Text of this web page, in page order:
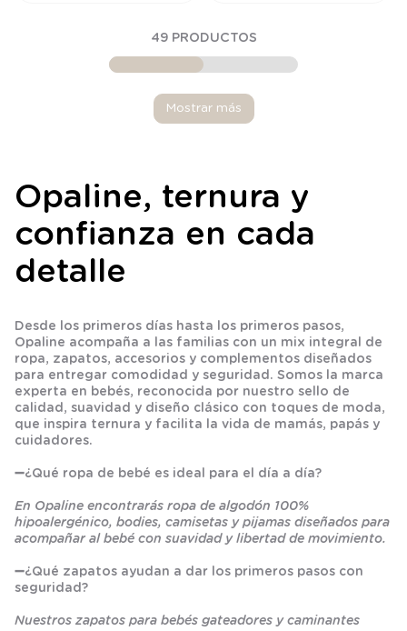
49 PRODUCTOS
Mostrar más
Opaline, ternura y
confianza en cada
detalle
Desde los primeros días hasta los primeros pasos,
Opaline acompaña a las familias con un mix integral de
ropa, zapatos, accesorios y complementos diseñados
para entregar comodidad y seguridad. Somos la marca
experta en bebés, reconocida por nuestro sello de
calidad, suavidad y diseño clásico con toques de moda,
que inspira ternura y facilita la vida de mamás, papás y
cuidadores.
➖¿Qué ropa de bebé es ideal para el día a día?
En Opaline encontrarás ropa de algodón 100%
hipoalergénico, bodies, camisetas y pijamas diseñados para
acompañar al bebé con suavidad y libertad de movimiento.
➖¿Qué zapatos ayudan a dar los primeros pasos con
seguridad?
Nuestros zapatos para bebés gateadores y caminantes